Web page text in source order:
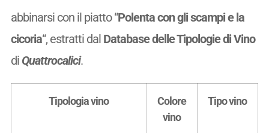
abbinarsi con il piatto “Polenta con gli scampi e la
cicoria“, estratti dal Database delle Tipologie di Vino
di Quattrocalici.
Tipologia vino
Colore
vino
Tipo vino